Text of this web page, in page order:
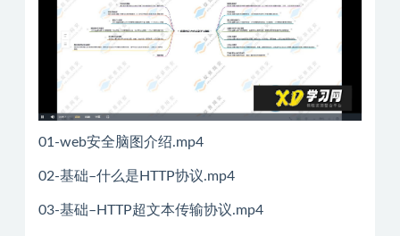
01-web安全脑图介绍.mp4
02-基础–什么是HTTP协议.mp4
03-基础–HTTP超文本传输协议.mp4